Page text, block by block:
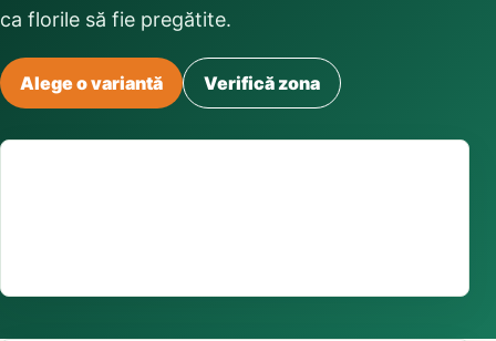
ca florile să fie pregătite.
Alege o variantă Verifică zona